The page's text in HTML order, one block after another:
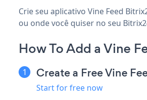
Crie seu aplicativo Vine Feed
ou onde você quiser no seu
How To Add a Vine
Create a Free Vine
Start for free now